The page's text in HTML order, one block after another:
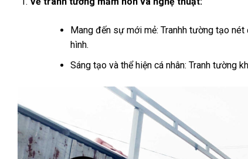
Mang đến sự mới mẻ: Tranhh tường tạo
hình.
Sáng tạo và thể hiện cá nhân: Tranh tường